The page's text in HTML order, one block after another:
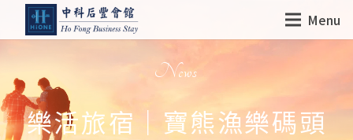
Menu
News
樂活旅宿｜寶熊漁樂碼頭